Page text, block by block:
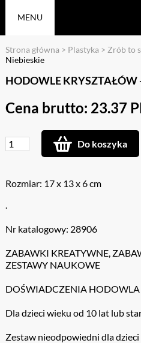
MENU
Strona główna > Plastyka > Zrób to
Niebieskie
HODOWLE KRYSZTAŁÓW
Cena brutto: 23.37
Do koszyka
Rozmiar: 17 x 13 x 6 cm
.
Nr katalogowy: 28906
ZABAWKI KREATYWNE,
ZESTAWY NAUKOWE
DOŚWIADCZENIA HODOWLA
Dla dzieci wieku od 10 lat lub
Zestaw nieodpowiedni dla